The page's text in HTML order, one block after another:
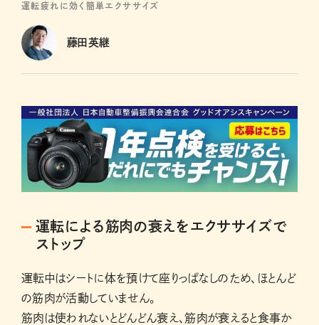
運転疲れに効く簡単エクササイズ
藤田英継
運転による筋肉の衰えをエクササイズで
ストップ
運転中はシートに体を預けて座りっぱなしのため、ほとんど
の筋肉が活動していません。
筋肉は使われないとどんどん衰え、筋肉が衰えると食事か